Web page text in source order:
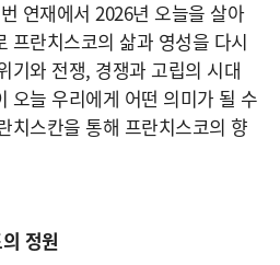
연재에서 2026년 오늘을 살아
프란치스코의 삶과 영성을 다시
기와 전쟁, 경쟁과 고립의 시대
오늘 우리에게 어떤 의미가 될 수
치스칸을 통해 프란치스코의 향
정원